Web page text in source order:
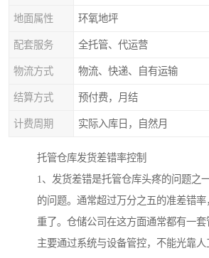
地面属性 环氧地坪
配套服务 全托管、代运营
物流方式 物流、快递、自有运输
结算方式 预付费，月结
计费周期 实际入库日，自然月
托管仓库发货差错率控制
1、发货差错是托管仓库头疼的问题之
的问题。通常超过万分之五的准差错
重了。仓储公司在这方面通常都有一套
主要通过系统与设备管控，不能光靠